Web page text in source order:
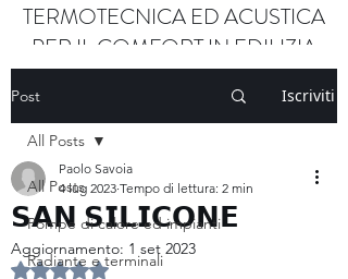
TERMOTECNICA ED ACUSTICA
PER IL COMFORT IN EDILIZIA
Post Iscriviti
All Posts
Pompe di calore ed impianti
Radiante e terminali
All Posts
𝗦𝗔𝗡 𝗦𝗜𝗟𝗜𝗖𝗢𝗡𝗘
Paolo Savoia
4 lug 2023 Tempo di lettura: 2 min
Aggiornamento: 1 set 2023
Valutazione NaN stelle su 5.